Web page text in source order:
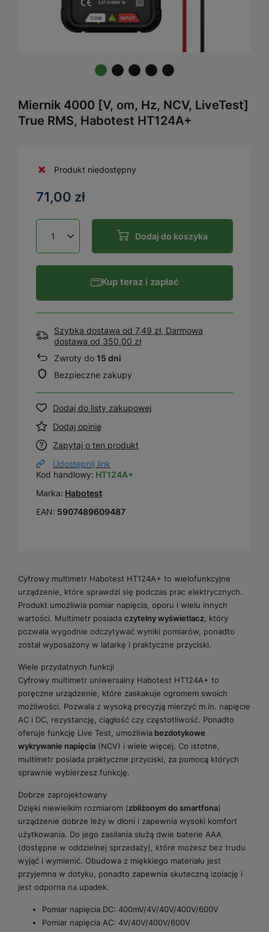
Miernik 4000 [V, om, Hz, NCV, LiveTest]
True RMS, Habotest HT124A+
Produkt niedostępny
71,00 zł
Dodaj do koszyka
Kup teraz i zapłać
Szybka dostawa od 7,49 zł, Darmowa
dostawa od 350,00 zł
Zwroty do 15 dni
Bezpieczne zakupy
Dodaj do listy zakupowej
Dodaj opinię
Zapytaj o ten produkt
Udostępnij link
Kod handlowy: HT124A+
Marka: Habotest
EAN: 5907489609487
Cyfrowy multimetr Habotest HT124A+ to wielofunkcyjne
urządzenie, które sprawdzi się podczas prac elektrycznych.
Produkt umożliwia pomiar napięcia, oporu i wielu innych
wartości. Multimetr posiada czytelny wyświetlacz, który
pozwala wygodnie odczytywać wyniki pomiarów, ponadto
został wyposażony w latarkę i praktyczne przyciski.
Wiele przydatnych funkcji
Cyfrowy multimetr uniwersalny Habotest HT124A+ to
poręczne urządzenie, które zaskakuje ogromem swoich
możliwości. Pozwala z wysoką precyzją mierzyć m.in. napięcie
AC i DC, rezystancję, ciągłość czy częstotliwość. Ponadto
oferuje funkcję Live Test, umożliwia bezdotykowe
wykrywanie napięcia (NCV) i wiele więcej. Co istotne,
multimetr posiada praktyczne przyciski, za pomocą których
sprawnie wybierzesz funkcję.
Dobrze zaprojektowany
Dzięki niewielkim rozmiarom (zbliżonym do smartfona)
urządzenie dobrze leży w dłoni i zapewnia wysoki komfort
użytkowania. Do jego zasilania służą dwie baterie AAA
(dostępne w oddzielnej sprzedaży), które możesz bez trudu
wyjąć i wymienić. Obudowa z miękkiego materiału jest
przyjemna w dotyku, ponadto zapewnia skuteczną izolację i
jest odporna na upadek.
Pomiar napięcia DC: 400mV/4V/40V/400V/600V
Pomiar napięcia AC: 4V/40V/400V/600V